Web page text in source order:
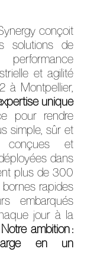
conçoit
solutions de
et agilité
à Montpellier,
unique
pour rendre
simple, sûr et
conçues et
dans
plus de 300
rapides
embarqués
jour à la
Notre ambition :
en un